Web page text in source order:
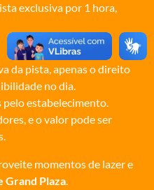
exclusiva por 1 hora,
da pista, apenas o direito
no dia.
pelo estabelecimento.
e o valor pode ser
momentos de lazer e
Grand Plaza.